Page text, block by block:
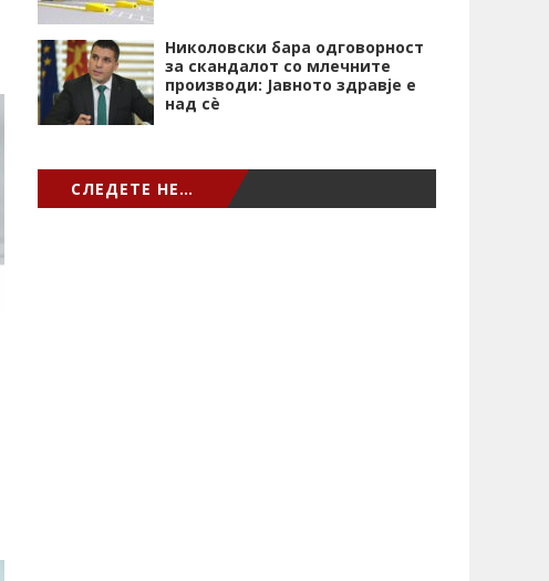
Николовски бара одговорност
за скандалот со млечните
производи: Јавното здравје е
над сѐ
СЛЕДЕТЕ НЕ…